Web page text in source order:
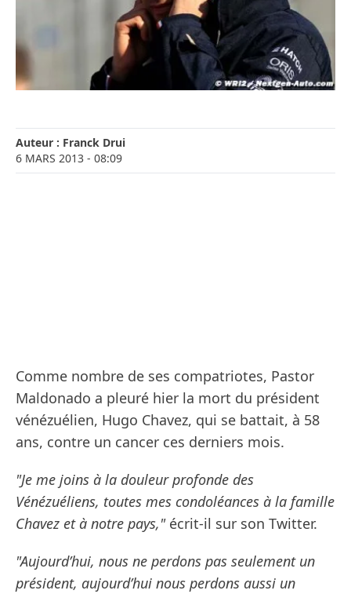
Auteur : Franck Drui
6 MARS 2013 - 08:09
Comme nombre de ses compatriotes, Pastor
Maldonado a pleuré hier la mort du président
vénézuélien, Hugo Chavez, qui se battait, à 58
ans, contre un cancer ces derniers mois.
"Je me joins à la douleur profonde des
Vénézuéliens, toutes mes condoléances à la famille
Chavez et à notre pays,"écrit-il sur son Twitter.
"Aujourd’hui, nous ne perdons pas seulement un
président, aujourd’hui nous perdons aussi un